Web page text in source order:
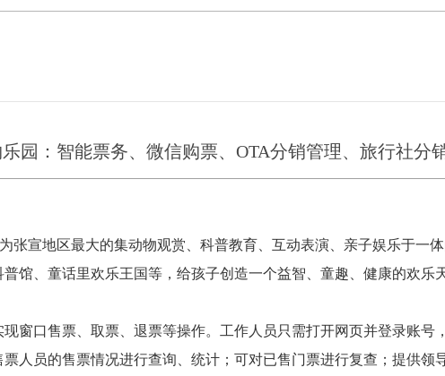
园：智能票务、微信购票、OTA分销管理、旅行社分
张宣地区最大的集动物观赏、科普教育、互动表演、亲子娱乐于一
馆、童话里欢乐王国等，给孩子创造一个益智、童趣、健康的欢乐天
窗口售票、取票、退票等操作。工作人员只需打开网页并登录账号
人员的售票情况进行查询、统计；可对已售门票进行复查；提供领